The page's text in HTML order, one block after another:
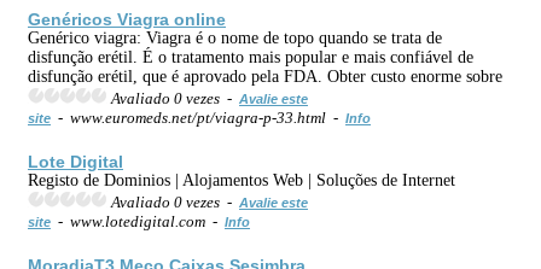
Genéricos Viagra online
Genérico viagra: Viagra é o nome de topo quando se trata de
disfunção erétil. É o tratamento mais popular e mais confiável de
disfunção erétil, que é aprovado pela FDA. Obter custo enorme sobre
Avaliado 0 vezes - Avalie este
site - www.euromeds.net/pt/viagra-p-33.html - Info
Lote Digital
Registo de Dominios | Alojamentos Web | Soluções de Internet
Avaliado 0 vezes - Avalie este
site - www.lotedigital.com - Info